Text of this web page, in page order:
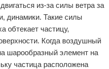
из-за силы ветра за
динамики. Такие силы
обтекает частицу,
Когда воздушный
шарообразный элемент на
частица расположена